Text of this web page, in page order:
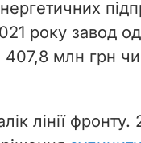
року завод
млн грн
лінії